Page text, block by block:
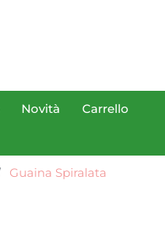
Novità
Carrello
Guaina Spiralata